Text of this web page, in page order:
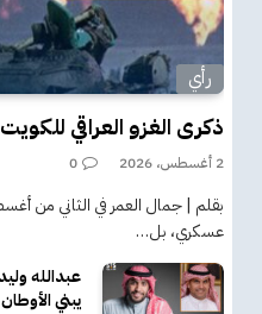
رأي
ذكرى الغزو العراقي
2 أغسطس، 2026 0
بقلم | جمال العمر في الثاني من
عسكري، بل…
عبدالله
يبني الأوطان